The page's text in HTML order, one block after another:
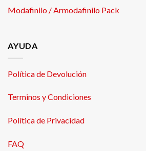
Modafinilo / Armodafinilo Pack
AYUDA
Política de Devolución
Terminos y Condiciones
Política de Privacidad
FAQ